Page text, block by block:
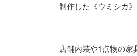
制作した《ウミシカ
店舗内装や1点物の家